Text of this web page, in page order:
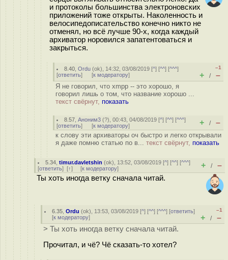
и протоколы большинства электроновских
приложений тоже открыты. Наколенность и
велосипедописательство конечно никто не
отменял, но всё лучше 90-х, когда каждый
архиватор норовился запатентоваться и
закрыться.
8.40 ,Ordu (ok), 14:32, 03/08/2019 [^] [^^] [^^^]
[ответить] [к модератору]
–1
+ / –
Я не говорил, что xmpp -- это хорошо, я
говорил лишь о том, что название хорошо ...
текст свёрнут, показать
8.57 ,Аноним3 (?), 00:43, 04/08/2019 [^] [^^] [^^^]
[ответить] [к модератору] + / –
к слову эти архиваторы оч быстро и легко открывали
я даже помню статью по в... текст свёрнут, показать
5.34 ,timur.davletshin (ok), 13:52, 03/08/2019 [^] [^^] [^^^]
[ответить] [↑] [к модератору] + / –
Ты хоть иногда ветку сначала читай.
6.35 ,Ordu (ok), 13:53, 03/08/2019 [^] [^^] [^^^] [ответить]
[к модератору]
–1
+ / –
> Ты хоть иногда ветку сначала читай.
Прочитал, и чё? Чё сказать-то хотел?